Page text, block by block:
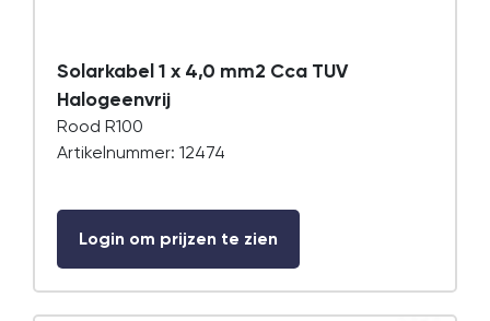
Solarkabel 1 x 4,0 mm2 Cca TUV
Halogeenvrij
Rood R100
Artikelnummer: 12474
Login om prijzen te zien